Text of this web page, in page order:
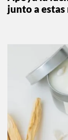
junto a estas